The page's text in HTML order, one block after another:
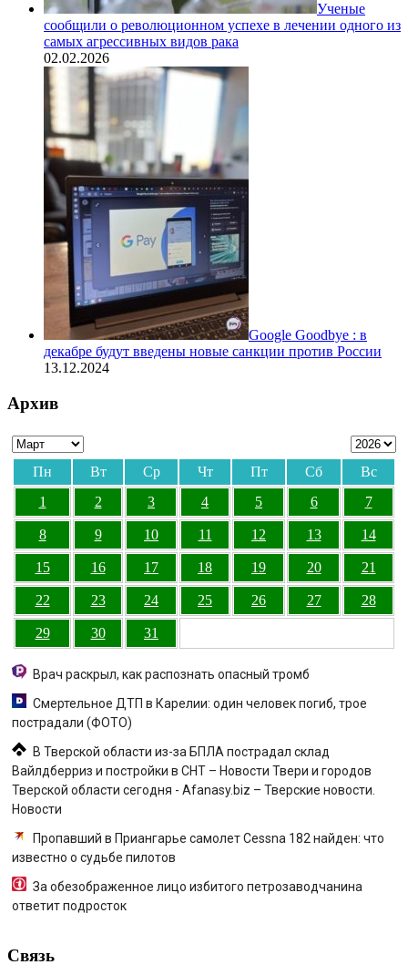
Ученые
сообщили о революционном успехе в лечении одного из
самых агрессивных видов рака
02.02.2026
Google Goodbye : в
декабре будут введены новые санкции против России
13.12.2024
Архив
Пн Вт Ср Чт Пт Сб
Вс
1
2 3 4 5 6 7
8 9 10 11 12 13 14
15 16 17 18 19 20 21
22 23 24 25 26 27 28
29 30 31
Врач раскрыл, как распознать опасный тромб
Смертельное ДТП в Карелии: один человек погиб, трое
пострадали (ФОТО)
В Тверской области из-за БПЛА пострадал склад
Вайлдберриз и постройки в СНТ – Новости Твери и городов
Тверской области сегодня - Afanasy.biz – Тверские новости.
Новости
Пропавший в Приангарье самолет Cessna 182 найден: что
известно о судьбе пилотов
За обезображенное лицо избитого петрозаводчанина
ответит подросток
Связь